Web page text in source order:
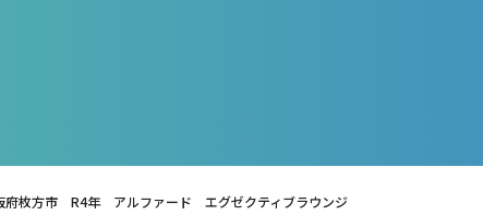
府枚方市 R4年 アルファード エグゼクティブラウンジ